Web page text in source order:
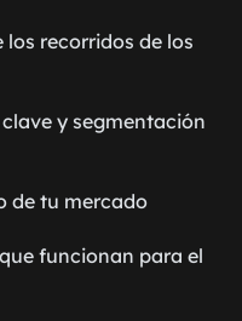
recorridos de los
y segmentación
de tu mercado
funcionan para el